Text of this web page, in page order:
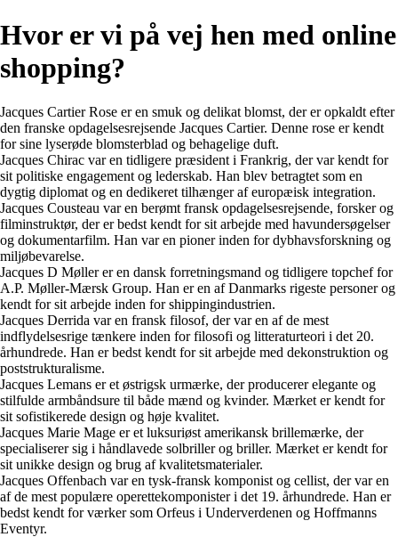
Hvor er vi på vej hen med online
shopping?
Jacques Cartier Rose er en smuk og delikat blomst, der er opkaldt efter
den franske opdagelsesrejsende Jacques Cartier. Denne rose er kendt
for sine lyserøde blomsterblad og behagelige duft.
Jacques Chirac var en tidligere præsident i Frankrig, der var kendt for
sit politiske engagement og lederskab. Han blev betragtet som en
dygtig diplomat og en dedikeret tilhænger af europæisk integration.
Jacques Cousteau var en berømt fransk opdagelsesrejsende, forsker og
filminstruktør, der er bedst kendt for sit arbejde med havundersøgelser
og dokumentarfilm. Han var en pioner inden for dybhavsforskning og
miljøbevarelse.
Jacques D Møller er en dansk forretningsmand og tidligere topchef for
A.P. Møller-Mærsk Group. Han er en af Danmarks rigeste personer og
kendt for sit arbejde inden for shippingindustrien.
Jacques Derrida var en fransk filosof, der var en af de mest
indflydelsesrige tænkere inden for filosofi og litteraturteori i det 20.
århundrede. Han er bedst kendt for sit arbejde med dekonstruktion og
poststrukturalisme.
Jacques Lemans er et østrigsk urmærke, der producerer elegante og
stilfulde armbåndsure til både mænd og kvinder. Mærket er kendt for
sit sofistikerede design og høje kvalitet.
Jacques Marie Mage er et luksuriøst amerikansk brillemærke, der
specialiserer sig i håndlavede solbriller og briller. Mærket er kendt for
sit unikke design og brug af kvalitetsmaterialer.
Jacques Offenbach var en tysk-fransk komponist og cellist, der var en
af de mest populære operettekomponister i det 19. århundrede. Han er
bedst kendt for værker som Orfeus i Underverdenen og Hoffmanns
Eventyr.